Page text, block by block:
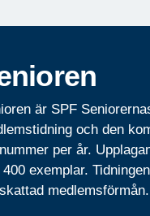
är SPF
och den
per år.
400 exemplar.
medlemsförmån.